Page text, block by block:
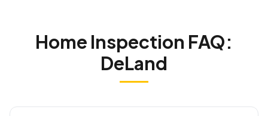
Home Inspection FAQ:
DeLand